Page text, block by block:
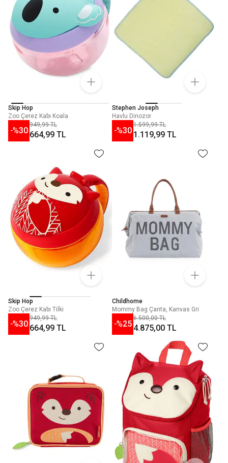
Skip Hop
Zoo Çerez Kabı Koala
-%30
949,99 TL
664,99 TL
Stephen Joseph
Havlu Dinozor
-%30
1.599,99 TL
1.119,99 TL
Skip Hop
Zoo Çerez Kabı Tilki
-%30
949,99 TL
664,99 TL
Childhome
Mommy Bag Çanta, Kanvas Gri
-%25
6.500,00 TL
4.875,00 TL